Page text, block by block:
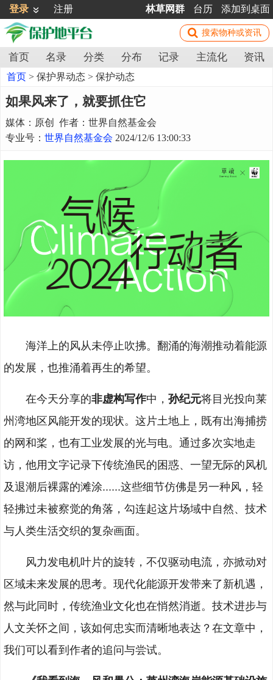
登录 注册 林草网群 台历 添加到桌面
首页 名录 分类 分布 记录 主流化 资讯
首页 > 保护界动态 > 保护动态
如果风来了，就要抓住它
媒体：原创 作者：世界自然基金会
专业号： 世界自然基金会 2024/12/6 13:00:33
海洋上的风从未停止吹拂。翻涌的海潮推动着能源
的发展，也推涌着再生的希望。
在今天分享的非虚构写作中， 孙纪元将目光投向莱
州湾地区风能开发的现状。这片土地上，既有出海捕捞
的网和桨，也有工业发展的光与电。通过多次实地走
访，他用文字记录下传统渔民的困惑、一望无际的风机
及退潮后裸露的滩涂......这些细节仿佛是另一种风，轻
轻拂过未被察觉的角落，勾连起这片场域中自然、技术
与人类生活交织的复杂画面。
风力发电机叶片的旋转，不仅驱动电流，亦掀动对
区域未来发展的思考。现代化能源开发带来了新机遇，
然与此同时，传统渔业文化也在悄然消逝。技术进步与
人文关怀之间，该如何忠实而清晰地表达？在文章中，
我们可以看到作者的追问与尝试。